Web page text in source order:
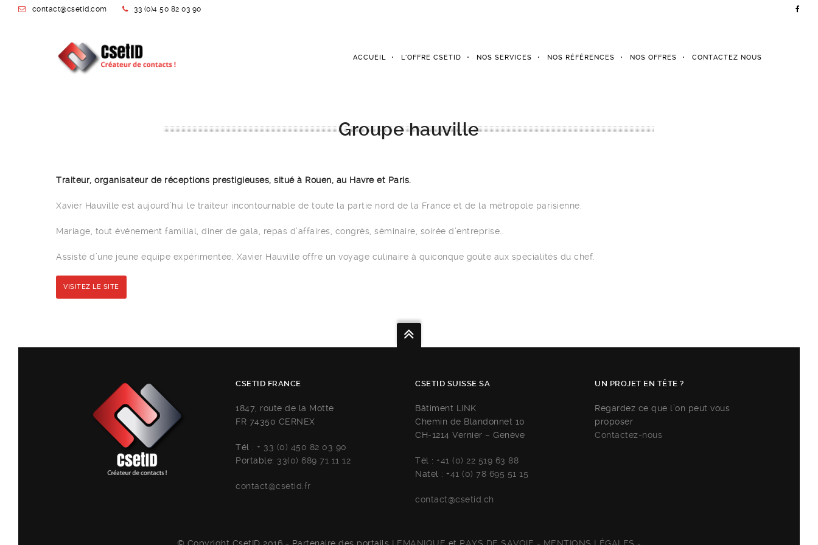
contact@csetid.com 33 (0)4 50 82 03 90
ACCUEIL L’OFFRE CSETID NOS SERVICES NOS RÉFÉRENCES NOS OFFRES CONTACTEZ NOUS
Groupe hauville
Traiteur, organisateur de réceptions prestigieuses, situé à Rouen, au Havre et Paris.
Xavier Hauville est aujourd’hui le traiteur incontournable de toute la partie nord de la France et de la métropole parisienne.
Mariage, tout événement familial, diner de gala, repas d’affaires, congrès, séminaire, soirée d’entreprise…
Assisté d’une jeune équipe expérimentée, Xavier Hauville offre un voyage culinaire à quiconque goûte aux spécialités du chef.
VISITEZ LE SITE
CSETID FRANCE
1847, route de la Motte
FR 74350 CERNEX
Tél : + 33 (0) 450 82 03 90
Portable: 33(0) 689 71 11 12
contact@csetid.fr
CSETID SUISSE SA
Bâtiment LINK
Chemin de Blandonnet 10
CH-1214 Vernier – Genève
Tél : +41 (0) 22 519 63 88
Natel : +41 (0) 78 695 51 15
contact@csetid.ch
UN PROJET EN TÊTE ?
Regardez ce que l’on peut vous
proposer
Contactez-nous